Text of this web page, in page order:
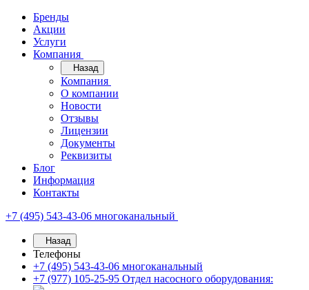
Бренды
Акции
Услуги
Компания
Назад
Компания
О компании
Новости
Отзывы
Лицензии
Документы
Реквизиты
Блог
Информация
Контакты
+7 (495) 543-43-06 многоканальный
Назад
Телефоны
+7 (495) 543-43-06 многоканальный
+7 (977) 105-25-95 Отдел насосного оборудования: